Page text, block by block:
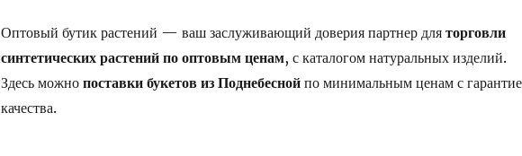
Оптовый бутик растений — ваш заслуживающий доверия партнер для торговли
синтетических растений по оптовым ценам, с каталогом натуральных изделий.
Здесь можно поставки букетов из Поднебеснойпо минимальным ценам с
качества.